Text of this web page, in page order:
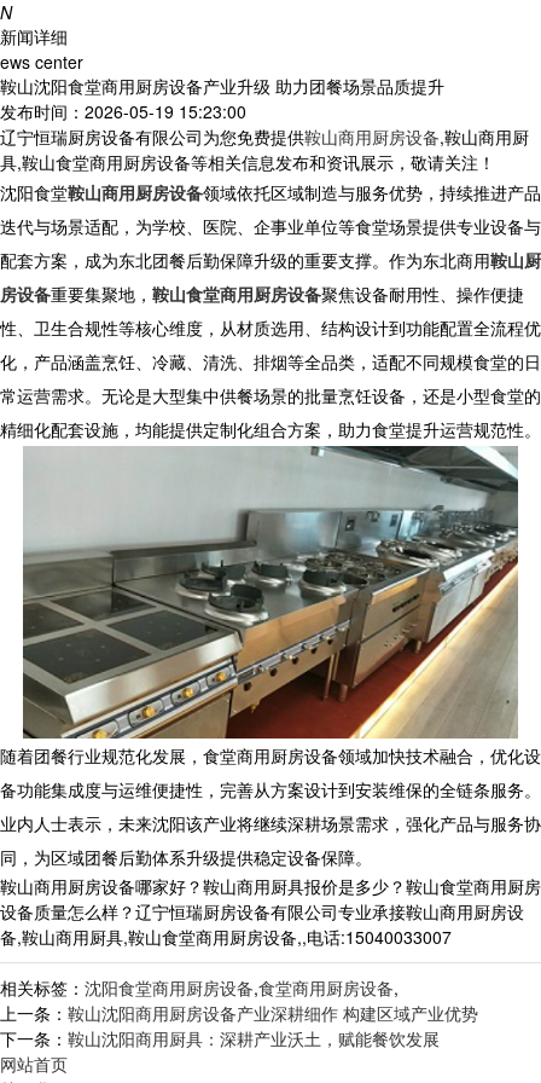
N
新闻详细
ews center
鞍山沈阳食堂商用厨房设备产业升级 助力团餐场景品质提升
发布时间：2026-05-19 15:23:00
辽宁恒瑞厨房设备有限公司为您免费提供鞍山商用厨房设备,鞍山商用厨
具,鞍山食堂商用厨房设备等相关信息发布和资讯展示，敬请关注！
沈阳食堂鞍山商用厨房设备领域依托区域制造与服务优势，持续推进产品
迭代与场景适配，为学校、医院、企事业单位等食堂场景提供专业设备与
配套方案，成为东北团餐后勤保障升级的重要支撑。作为东北商用鞍山厨
房设备重要集聚地， 鞍山食堂商用厨房设备聚焦设备耐用性、操作便捷
性、卫生合规性等核心维度，从材质选用、结构设计到功能配置全流程优
化，产品涵盖烹饪、冷藏、清洗、排烟等全品类，适配不同规模食堂的日
常运营需求。无论是大型集中供餐场景的批量烹饪设备，还是小型食堂的
精细化配套设施，均能提供定制化组合方案，助力食堂提升运营规范性。
随着团餐行业规范化发展， 食堂商用厨房设备领域加快技术融合，优化设
备功能集成度与运维便捷性，完善从方案设计到安装维保的全链条服务。
业内人士表示，未来沈阳该产业将继续深耕场景需求，强化产品与服务协
同，为区域团餐后勤体系升级提供稳定设备保障。
鞍山商用厨房设备哪家好？鞍山商用厨具报价是多少？鞍山食堂商用厨房
设备质量怎么样？辽宁恒瑞厨房设备有限公司专业承接鞍山商用厨房设
备,鞍山商用厨具,鞍山食堂商用厨房设备,,电话:15040033007
相关标签： 沈阳食堂商用厨房设备,食堂商用厨房设备,
上一条： 鞍山沈阳商用厨房设备产业深耕细作 构建区域产业优势
下一条： 鞍山沈阳商用厨具：深耕产业沃土，赋能餐饮发展
网站首页